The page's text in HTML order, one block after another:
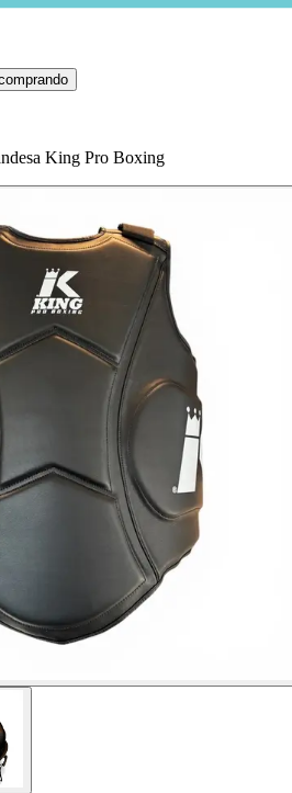
King Pro Boxing